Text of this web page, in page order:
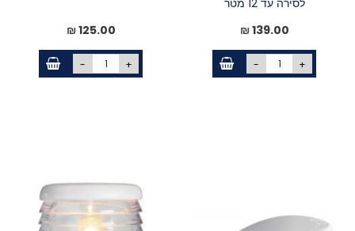
לסירה עד 12 מטר
139.00 ₪
- +
125.00 ₪
- +